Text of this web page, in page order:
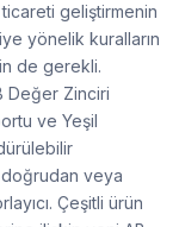
geliştirmenin
yönelik kuralların
de gerekli.
Değer Zinciri
ve Yeşil
veya
Çeşitli ürün